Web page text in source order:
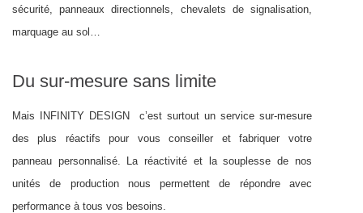
sécurité, panneaux directionnels, chevalets de signalisation,
marquage au sol…
Du sur-mesure sans limite
Mais INFINITY DESIGN c’est surtout un service sur-mesure
des plus réactifs pour vous conseiller et fabriquer votre
panneau personnalisé. La réactivité et la souplesse de nos
unités de production nous permettent de répondre avec
performance à tous vos besoins.